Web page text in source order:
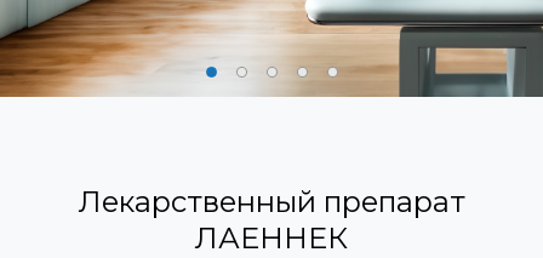
Лекарственный препарат
ЛАЕННЕК